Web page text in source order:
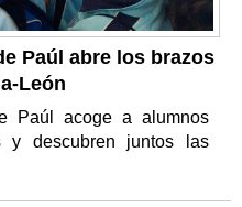
Paúl abre los brazos
León
Paúl acoge a alumnos
y descubren juntos las